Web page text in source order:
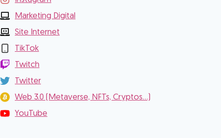
Marketing Digital
Site Internet
TikTok
Twitch
Twitter
Web 3.0 (Metaverse, NFTs, Cryptos...)
YouTube